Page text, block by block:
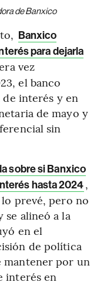
de Banxico
Banxico
para dejarla
vez
el banco
de interés y en
de mayo y
sin
sobre si Banxico
hasta 2024,
prevé, pero no
alineó a la
en el
de política
mantener por un
interés en